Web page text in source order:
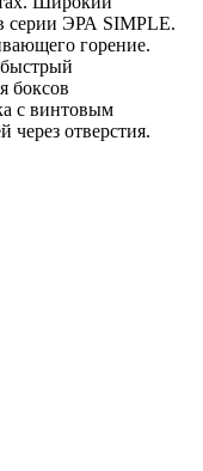
серии ЭРА SIMPLE.
горение.
боксов
с винтовым
через отверстия.